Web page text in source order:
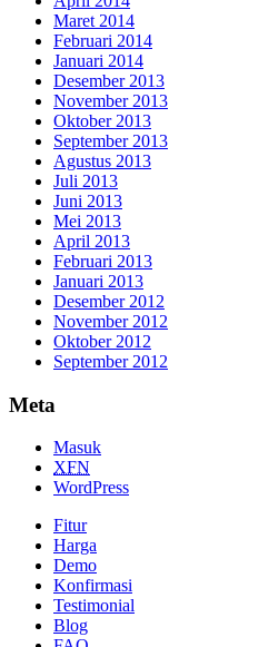
Maret 2014
Februari 2014
Januari 2014
Desember 2013
November 2013
Oktober 2013
September 2013
Agustus 2013
Juli 2013
Juni 2013
Mei 2013
April 2013
Februari 2013
Januari 2013
Desember 2012
November 2012
Oktober 2012
September 2012
Meta
Masuk
XFN
WordPress
Fitur
Harga
Demo
Konfirmasi
Testimonial
Blog